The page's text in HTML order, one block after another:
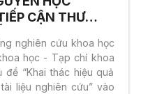
CẬN THƯ
nghiên cứu khoa học
học - Tạp chí khoa
“Khai thác hiệu quả
liệu nghiên cứu” vào